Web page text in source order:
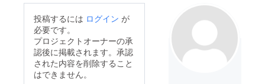
投稿するには ログイン が
必要です。
プロジェクトオーナーの承
認後に掲載されます。承認
された内容を削除すること
はできません。